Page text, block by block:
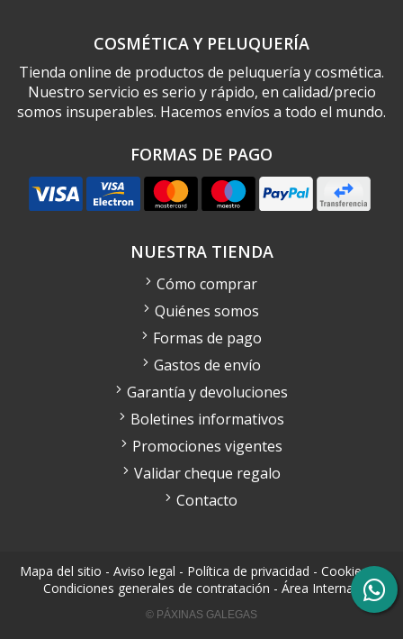
COSMÉTICA Y PELUQUERÍA
Tienda online de productos de peluquería y cosmética.
Nuestro servicio es serio y rápido, en calidad/precio
somos insuperables. Hacemos envíos a todo el mundo.
FORMAS DE PAGO
NUESTRA TIENDA
Cómo comprar
Quiénes somos
Formas de pago
Gastos de envío
Garantía y devoluciones
Boletines informativos
Promociones vigentes
Validar cheque regalo
Contacto
Mapa del sitio - Aviso legal - Política de privacidad - Cookies-
Condiciones generales de contratación - Área Interna
© PÁXINAS GALEGAS